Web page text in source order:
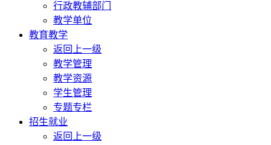
行政教辅部门
教学单位
教育教学
返回上一级
教学管理
教学资源
学生管理
专题专栏
招生就业
返回上一级